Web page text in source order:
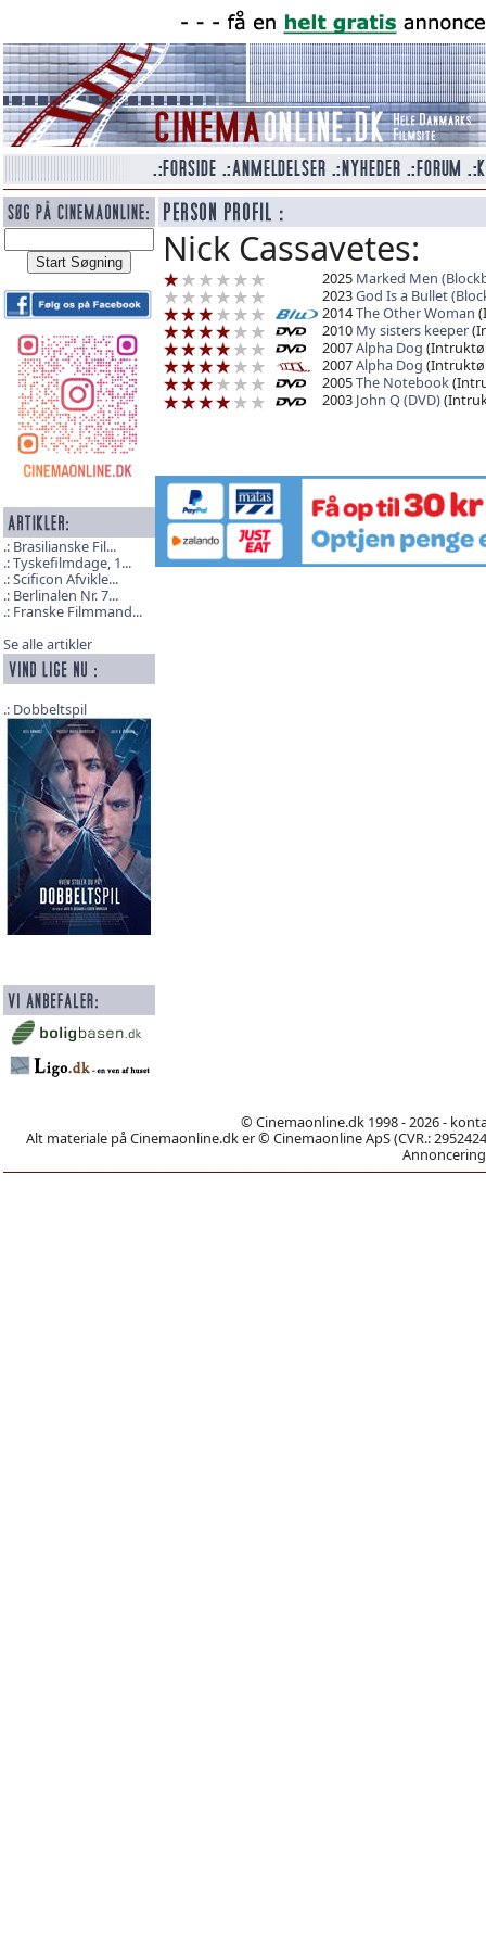
Brasilianske Fil...
Tyskefilmdage, 1...
Scificon Afvikle...
Berlinalen Nr. 7...
Franske Filmmand...
Se alle artikler
Dobbeltspil
Nick Cassavetes:
2025 Marked Men
2023God Is a Bullet
2014The Other Woman
2010 My sisters keeper
2007Alpha Dog
2007Alpha Dog
2005The Notebook
2003 John Q (DVD)
© Cinemaonline.dk 1998 - 2026 -
Alt materiale på Cinemaonline.dk er © Cinemaonline ApS (CVR.: